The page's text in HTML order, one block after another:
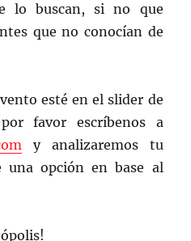
lo buscan, si no que
que no conocían de
esté en el slider de
por favor escríbenos a
y analizaremos tu
una opción en base al